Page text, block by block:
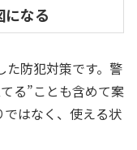
なる
た防犯対策です。警
る”ことも含めて案
ではなく、使える状